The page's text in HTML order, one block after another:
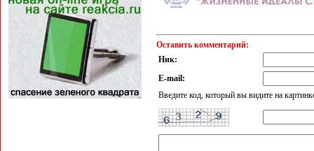
Оставить комментарий:
Ник:
E-mail:
Введите код, который вы видите на